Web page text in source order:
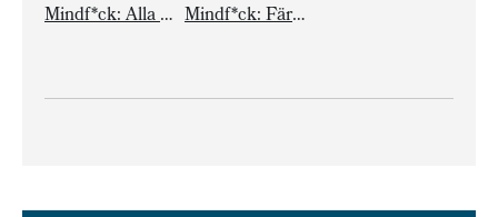
Mindf*ck: Alla dessa lögner Mindf*ck: Färga allt rött